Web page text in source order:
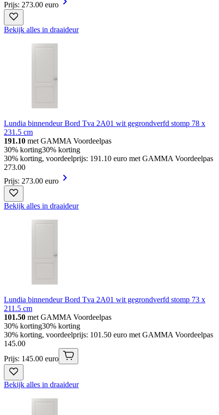
Prijs: 273.00 euro
Bekijk alles in draaideur
Lundia binnendeur Bord Tva 2A01 wit gegrondverfd stomp 78 x
231.5 cm
191.10 met GAMMA Voordeelpas
30% korting30% korting
30% korting, voordeelprijs: 191.10 euro met GAMMA Voordeelpas
273.00
Prijs: 273.00 euro
Bekijk alles in draaideur
Lundia binnendeur Bord Tva 2A01 wit gegrondverfd stomp 73 x
211.5 cm
101.50 met GAMMA Voordeelpas
30% korting30% korting
30% korting, voordeelprijs: 101.50 euro met GAMMA Voordeelpas
145.00
Prijs: 145.00 euro
Bekijk alles in draaideur